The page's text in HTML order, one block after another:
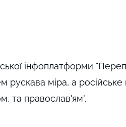
інфоплатформи
рускава міра, а
та православ'ям".